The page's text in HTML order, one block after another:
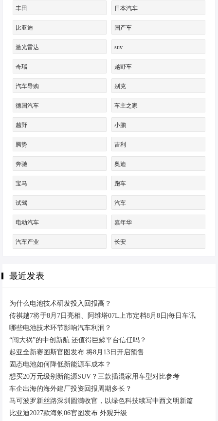
丰田 日本汽车
比亚迪 国产车
激光雷达 suv
奇瑞 越野车
汽车导购 别克
德国汽车 车主之家
越野 小鹏
腾势 吉利
奔驰 奥迪
宝马 跑车
试驾 汽车
电动汽车 嘉年华
汽车产业 长安
最近发表
为什么电池技术研发投入回报高？
传祺越7将于8月7日亮相、阿维塔07L上市定档8月8日|每日车讯
哪些电池技术环节影响汽车利润？
“闯大祸”的中创新航 还值得巨鲸平台信任吗？
起亚全新赛图斯官图发布 将8月13日开启预售
固态电池如何降低新能源车成本？
想买20万元级别新能源SUV？三款插混家用车型对比参考
车企出海的海外建厂投资回报周期多长？
马可波罗新丝路深圳圆满收官，以绿色科技续写中西文明新篇
比亚迪2027款海豹06官图发布 外观升级